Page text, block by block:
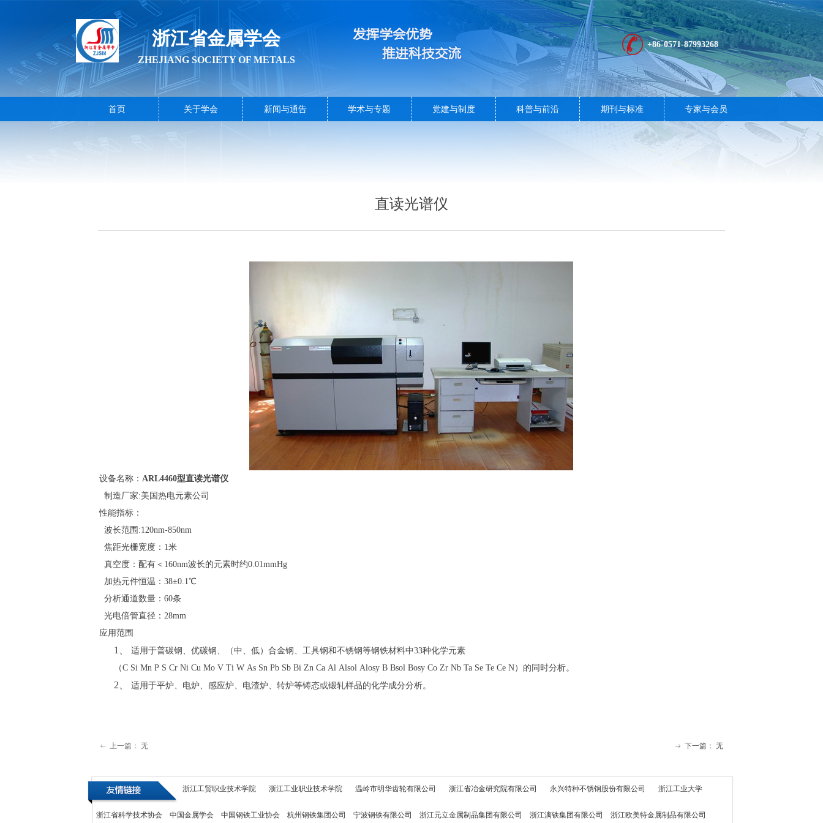
浙江省金属学会
ZHEJIANG SOCIETY OF METALS
+86-0571-87993268
首页 关于学会 新闻与通告 学术与专题 党建与制度 科普与前沿 期刊与标准 专家与会员
直读光谱仪
设备名称： ARL4460型直读光谱仪
制造厂家:美国热电元素公司
性能指标：
波长范围:120nm-850nm
焦距光栅宽度：1米
真空度：配有＜160nm波长的元素时约0.01mmHg
加热元件恒温：38±0.1℃
分析通道数量：60条
光电倍管直径：28mm
应用范围
1、 适用于普碳钢、优碳钢、（中、低）合金钢、工具钢和不锈钢等钢铁材料中33种化学元素
（C Si Mn P S Cr Ni Cu Mo V Ti W As Sn Pb Sb Bi Zn Ca Al Alsol Alosy B Bsol Bosy Co Zr Nb Ta Se Te Ce N）的同时分析。
2、 适用于平炉、电炉、感应炉、电渣炉、转炉等铸态或锻轧样品的化学成分分析。
ꂃ 上一篇： 无 ꁹ 下一篇： 无
浙江工贸职业技术学院 浙江工业职业技术学院 温岭市明华齿轮有限公司 浙江省冶金研究院有限公司 永兴特种不锈钢股份有限公司 浙江工业大学
浙江省科学技术协会 中国金属学会 中国钢铁工业协会 杭州钢铁集团公司 宁波钢铁有限公司 浙江元立金属制品集团有限公司 浙江漓铁集团有限公司 浙江欧美特金属制品有限公司